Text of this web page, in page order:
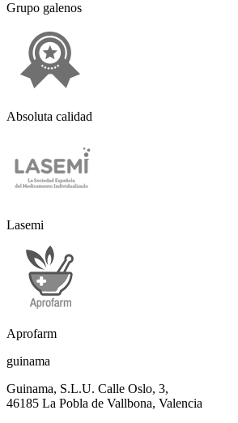
Grupo galenos
Absoluta calidad
Lasemi
Aprofarm
guinama
Guinama, S.L.U. Calle Oslo, 3,
46185 La Pobla de Vallbona, Valencia